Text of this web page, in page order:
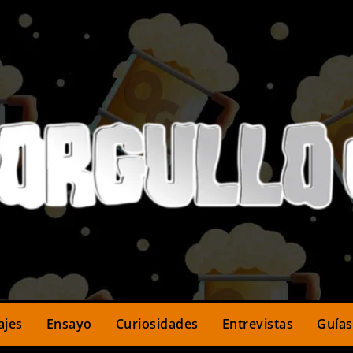
Ensayo Curiosidades Entrevistas